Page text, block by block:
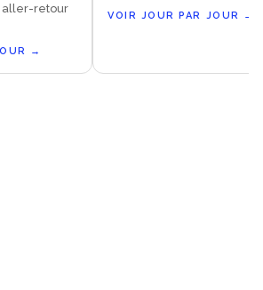
aller-retour
→
VOIR JOUR PAR JOUR →